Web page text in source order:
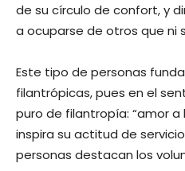
de su círculo de confort, y
a ocuparse de otros que ni
Este tipo de personas
filantrópicas, pues en el
puro de filantropía: “amor a
inspira su actitud de
personas destacan los